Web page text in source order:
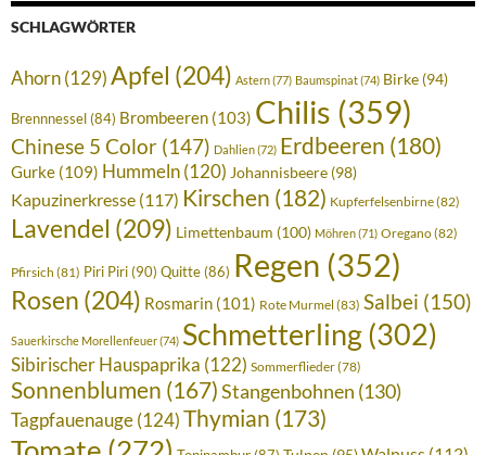
SCHLAGWÖRTER
Ahorn(129)Apfel (204) Astern(77) Baumspinat(74) Birke (94)
Brennnessel (84) Brombeeren (103) Chilis (359)
Chinese 5 Color (147) Dahlien(72) Erdbeeren (180)
Gurke (109) Hummeln (120) Johannisbeere (98)
Kapuzinerkresse (117) Kirschen (182) Kupferfelsenbirne(82)
Lavendel (209) Limettenbaum (100) Möhren(71) Oregano(82)
Pfirsich (81) Piri Piri(90) Quitte(86) Regen (352)
Rosen (204) Rosmarin (101) Rote Murmel (83) Salbei (150)
Sauerkirsche Morellenfeuer(74) Schmetterling(302)
Sibirischer Hauspaprika (122) Sommerflieder(78)
Sonnenblumen (167)Stangenbohnen (130)
Tagpfauenauge(124)Thymian (173)